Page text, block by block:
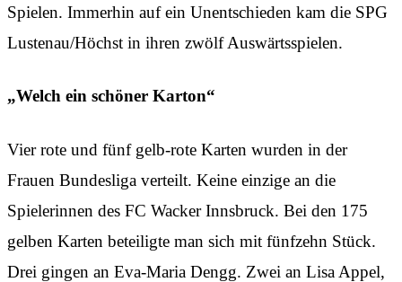
Spielen. Immerhin auf ein Unentschieden kam die SPG
Lustenau/Höchst in ihren zwölf Auswärtsspielen.
„Welch ein schöner Karton“
Vier rote und fünf gelb-rote Karten wurden in der
Frauen Bundesliga verteilt. Keine einzige an die
Spielerinnen des FC Wacker Innsbruck. Bei den 175
gelben Karten beteiligte man sich mit fünfzehn Stück.
Drei gingen an Eva-Maria Dengg. Zwei an Lisa Appel,